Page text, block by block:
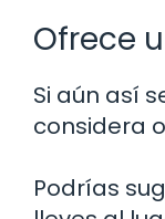
Ofrece
Si aún así
considera
Podrías